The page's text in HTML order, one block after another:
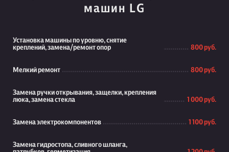
машин LG
Установка машины по уровню, снятие
креплений, замена/ремонт опор
800 руб.
Мелкий ремонт 800 руб.
Замена ручки открывания, защелки, крепления
люка, замена стекла
1 000 руб.
Замена электрокомпонентов 1 100 руб.
Замена гидростопа, сливного шланга,